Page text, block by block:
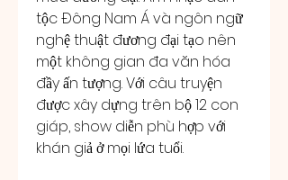
tộc Đông Nam Á và ngôn ngữ
nghệ thuật đương đại tạo nên
một không gian đa văn hóa
đầy ấn tượng. Với câu truyện
được xây dựng trên bộ 12 con
giáp, show diễn phù hợp với
khán giả ở mọi lứa tuổi.